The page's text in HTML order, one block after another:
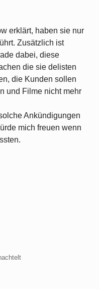
erklärt, haben sie nur
Zusätzlich ist
dabei, diese
die sie delisten
die Kunden sollen
und Filme nicht mehr
Ankündigungen
mich freuen wenn